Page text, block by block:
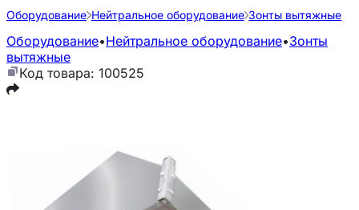
Оборудование Нейтральное оборудование Зонты вытяжные
Оборудование•Нейтральное оборудование•Зонты
вытяжные
Код товара: 100525